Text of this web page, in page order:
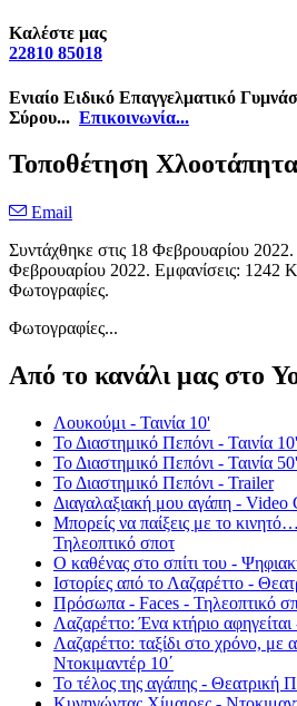
Καλέστε μας
22810 85018
Ενιαίο Ειδικό Επαγγελματικό
Σύρου... Επικοινωνία...
Τοποθέτηση Χλοοτάπητα
Email
Συντάχθηκε στις 18 Φεβρουαρίου 2022
Φεβρουαρίου 2022. Εμφανίσεις: 1242
Φωτογραφίες.
Φωτογραφίες...
Από το κανάλι μας στο
Λουκούμι - Ταινία 10'
Το Διαστημικό Πεπόνι - Ταινία 10'
Το Διαστημικό Πεπόνι - Ταινία 50'
Το Διαστημικό Πεπόνι - Trailer
Διαγαλαξιακή μου αγάπη - Video
Μπορείς να παίξεις με το
Τηλεοπτικό σποτ
Ο καθένας στο σπίτι του -
Ιστορίες από το Λαζαρέττο -
Πρόσωπα - Faces - Τηλεοπτικό
Λαζαρέττο: Ένα κτήριο
Λαζαρέττο: ταξίδι στο χρόνο, με
Ντοκιμαντέρ 10΄
Το τέλος της αγάπης - Θεατρική